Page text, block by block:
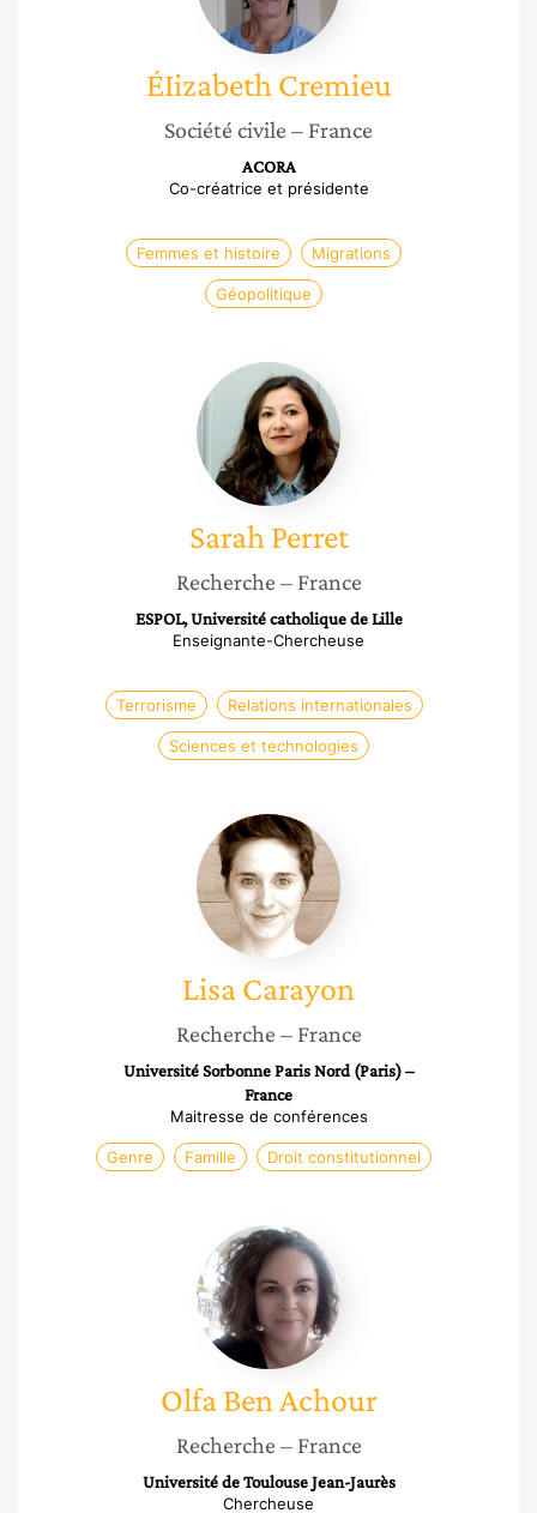
ÉIizabeth Cremieu
Société civile – France
ACORA
Co-créatrice et présidente
Femmes et histoire Migrations
Géopolitique
Sarah
Perret
Sarah Perret
Recherche – France
ESPOL, Université catholique de Lille
Enseignante-Chercheuse
Terrorisme Relations internationales
Sciences et technologies
Lisa
Carayon
LisaCarayon
Recherche – France
Université Sorbonne Paris Nord (Paris) –
France
Maitresse de conférences
Genre Famille Droit constitutionnel
Olfa
Ben
Achour
Olfa Ben Achour
Recherche – France
Université de Toulouse Jean-Jaurès
Chercheuse